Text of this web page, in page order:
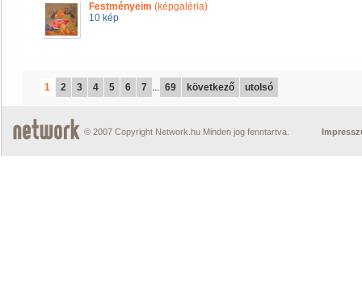
Festményeim (képgaléria)
10 kép
1 2 3 4 5 6 7 ... 69 következő utolsó
© 2007 Copyright Network.hu Minden jog fenntartva.